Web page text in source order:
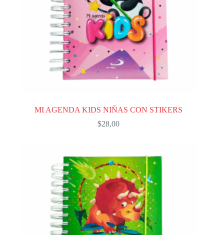
MI AGENDA KIDS NIÑAS CON STIKERS
$28,00